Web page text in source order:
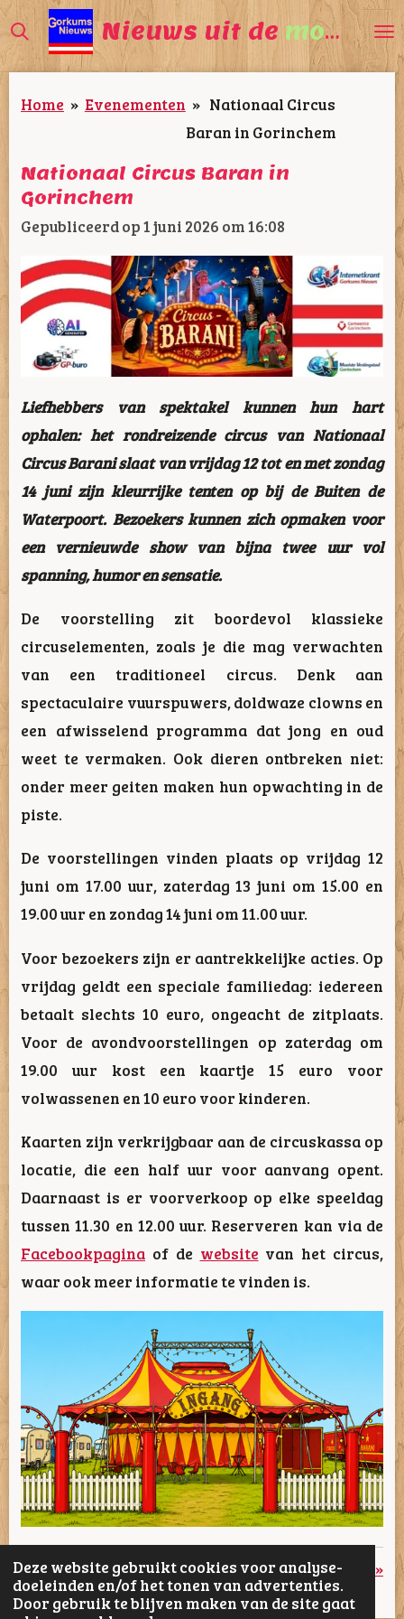
Deze website gebruikt cookies voor analyse-
doeleinden en/of het tonen van advertenties.
Door gebruik te blijven maken van de site gaat
Ga
direct
naar
de
Nieuws uit de mooiste
Home » Evenementen » Nationaal Circus
Baran in Gorinchem
Nationaal Circus Baran in
Gorinchem
Gepubliceerd op 1 juni 2026 om 16:08
Liefhebbers van spektakel kunnen hun hart
ophalen: het rondreizende circus van Nationaal
Circus Baranislaat van vrijdag 12 tot en met zondag
14 juni zijn kleurrijke tenten op bij deBuiten de
Waterpoort. Bezoekers kunnen zich opmaken voor
een vernieuwde show van bijna twee uur vol
spanning, humor en sensatie.
De voorstelling zit boordevol klassieke
circuselementen, zoals je die mag verwachten
van een traditioneel circus. Denk aan
spectaculaire vuurspuwers, doldwaze clowns en
een afwisselend programma dat jong en oud
weet te vermaken. Ook dieren ontbreken niet:
onder meer geiten maken hun opwachting in de
piste.
De voorstellingen vinden plaats op vrijdag 12
juni om 17.00 uur, zaterdag 13 juni om 15.00 en
19.00 uur en zondag 14 juni om 11.00 uur.
Voor bezoekers zijn er aantrekkelijke acties. Op
vrijdag geldt een speciale familiedag: iedereen
betaalt slechts 10 euro, ongeacht de zitplaats.
Voor de avondvoorstellingen op zaterdag om
19.00 uur kost een kaartje 15 euro voor
volwassenen en 10 euro voor kinderen.
Kaarten zijn verkrijgbaar aan de circuskassa op
locatie, die een half uur voor aanvang opent.
Daarnaast is er voorverkoop op elke speeldag
tussen 11.30 en 12.00 uur. Reserveren kan via de
Facebookpagina of de website van het circus,
waar ook meer informatie te vinden is.
«Vorige Volgende »
D
D
S
D